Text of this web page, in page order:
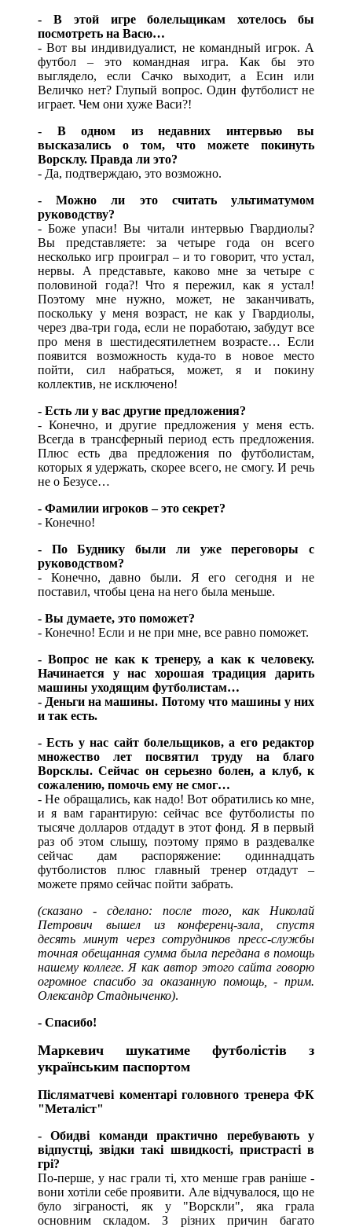
- В этой игре болельщикам хотелось бы
посмотреть на Васю…
- Вот вы индивидуалист, не командный игрок. А
футбол – это командная игра. Как бы это
выглядело, если Сачко выходит, а Есин или
Величко нет? Глупый вопрос. Один футболист не
играет. Чем они хуже Васи?!
- В одном из недавних интервью вы
высказались о том, что можете покинуть
Ворсклу. Правда ли это?
- Да, подтверждаю, это возможно.
- Можно ли это считать ультиматумом
руководству?
- Боже упаси! Вы читали интервью Гвардиолы?
Вы представляете: за четыре года он всего
несколько игр проиграл – и то говорит, что устал,
нервы. А представьте, каково мне за четыре с
половиной года?! Что я пережил, как я устал!
Поэтому мне нужно, может, не заканчивать,
поскольку у меня возраст, не как у Гвардиолы,
через два-три года, если не поработаю, забудут все
про меня в шестидесятилетнем возрасте… Если
появится возможность куда-то в новое место
пойти, сил набраться, может, я и покину
коллектив, не исключено!
- Есть ли у вас другие предложения?
- Конечно, и другие предложения у меня есть.
Всегда в трансферный период есть предложения.
Плюс есть два предложения по футболистам,
которых я удержать, скорее всего, не смогу. И речь
не о Безусе…
- Фамилии игроков – это секрет?
- Конечно!
- По Буднику были ли уже переговоры с
руководством?
- Конечно, давно были. Я его сегодня и не
поставил, чтобы цена на него была меньше.
- Вы думаете, это поможет?
- Конечно! Если и не при мне, все равно поможет.
- Вопрос не как к тренеру, а как к человеку.
Начинается у нас хорошая традиция дарить
машины уходящим футболистам…
- Деньги на машины. Потому что машины у них
и так есть.
- Есть у нас сайт болельщиков, а его редактор
множество лет посвятил труду на благо
Ворсклы. Сейчас он серьезно болен, а клуб, к
сожалению, помочь ему не смог…
- Не обращались, как надо! Вот обратились ко мне,
и я вам гарантирую: сейчас все футболисты по
тысяче долларов отдадут в этот фонд. Я в первый
раз об этом слышу, поэтому прямо в раздевалке
сейчас дам распоряжение: одиннадцать
футболистов плюс главный тренер отдадут –
можете прямо сейчас пойти забрать.
(сказано - сделано: после того, как Николай
Петрович вышел из конференц-зала, спустя
десять минут через сотрудников пресс-службы
точная обещанная сумма была передана в помощь
нашему коллеге. Я как автор этого сайта говорю
огромное спасибо за оказанную помощь, - прим.
Олександр Стадныченко).
- Спасибо!
Маркевич шукатиме футболістів з
українським паспортом
Післяматчеві коментарі головного тренера ФК
"Металіст"
- Обидві команди практично перебувають у
відпустці, звідки такі швидкості, пристрасті в
грі?
По-перше, у нас грали ті, хто менше грав раніше -
вони хотіли себе проявити. Але відчувалося, що не
було зіграності, як у "Ворскли", яка грала
основним складом. З різних причин багато